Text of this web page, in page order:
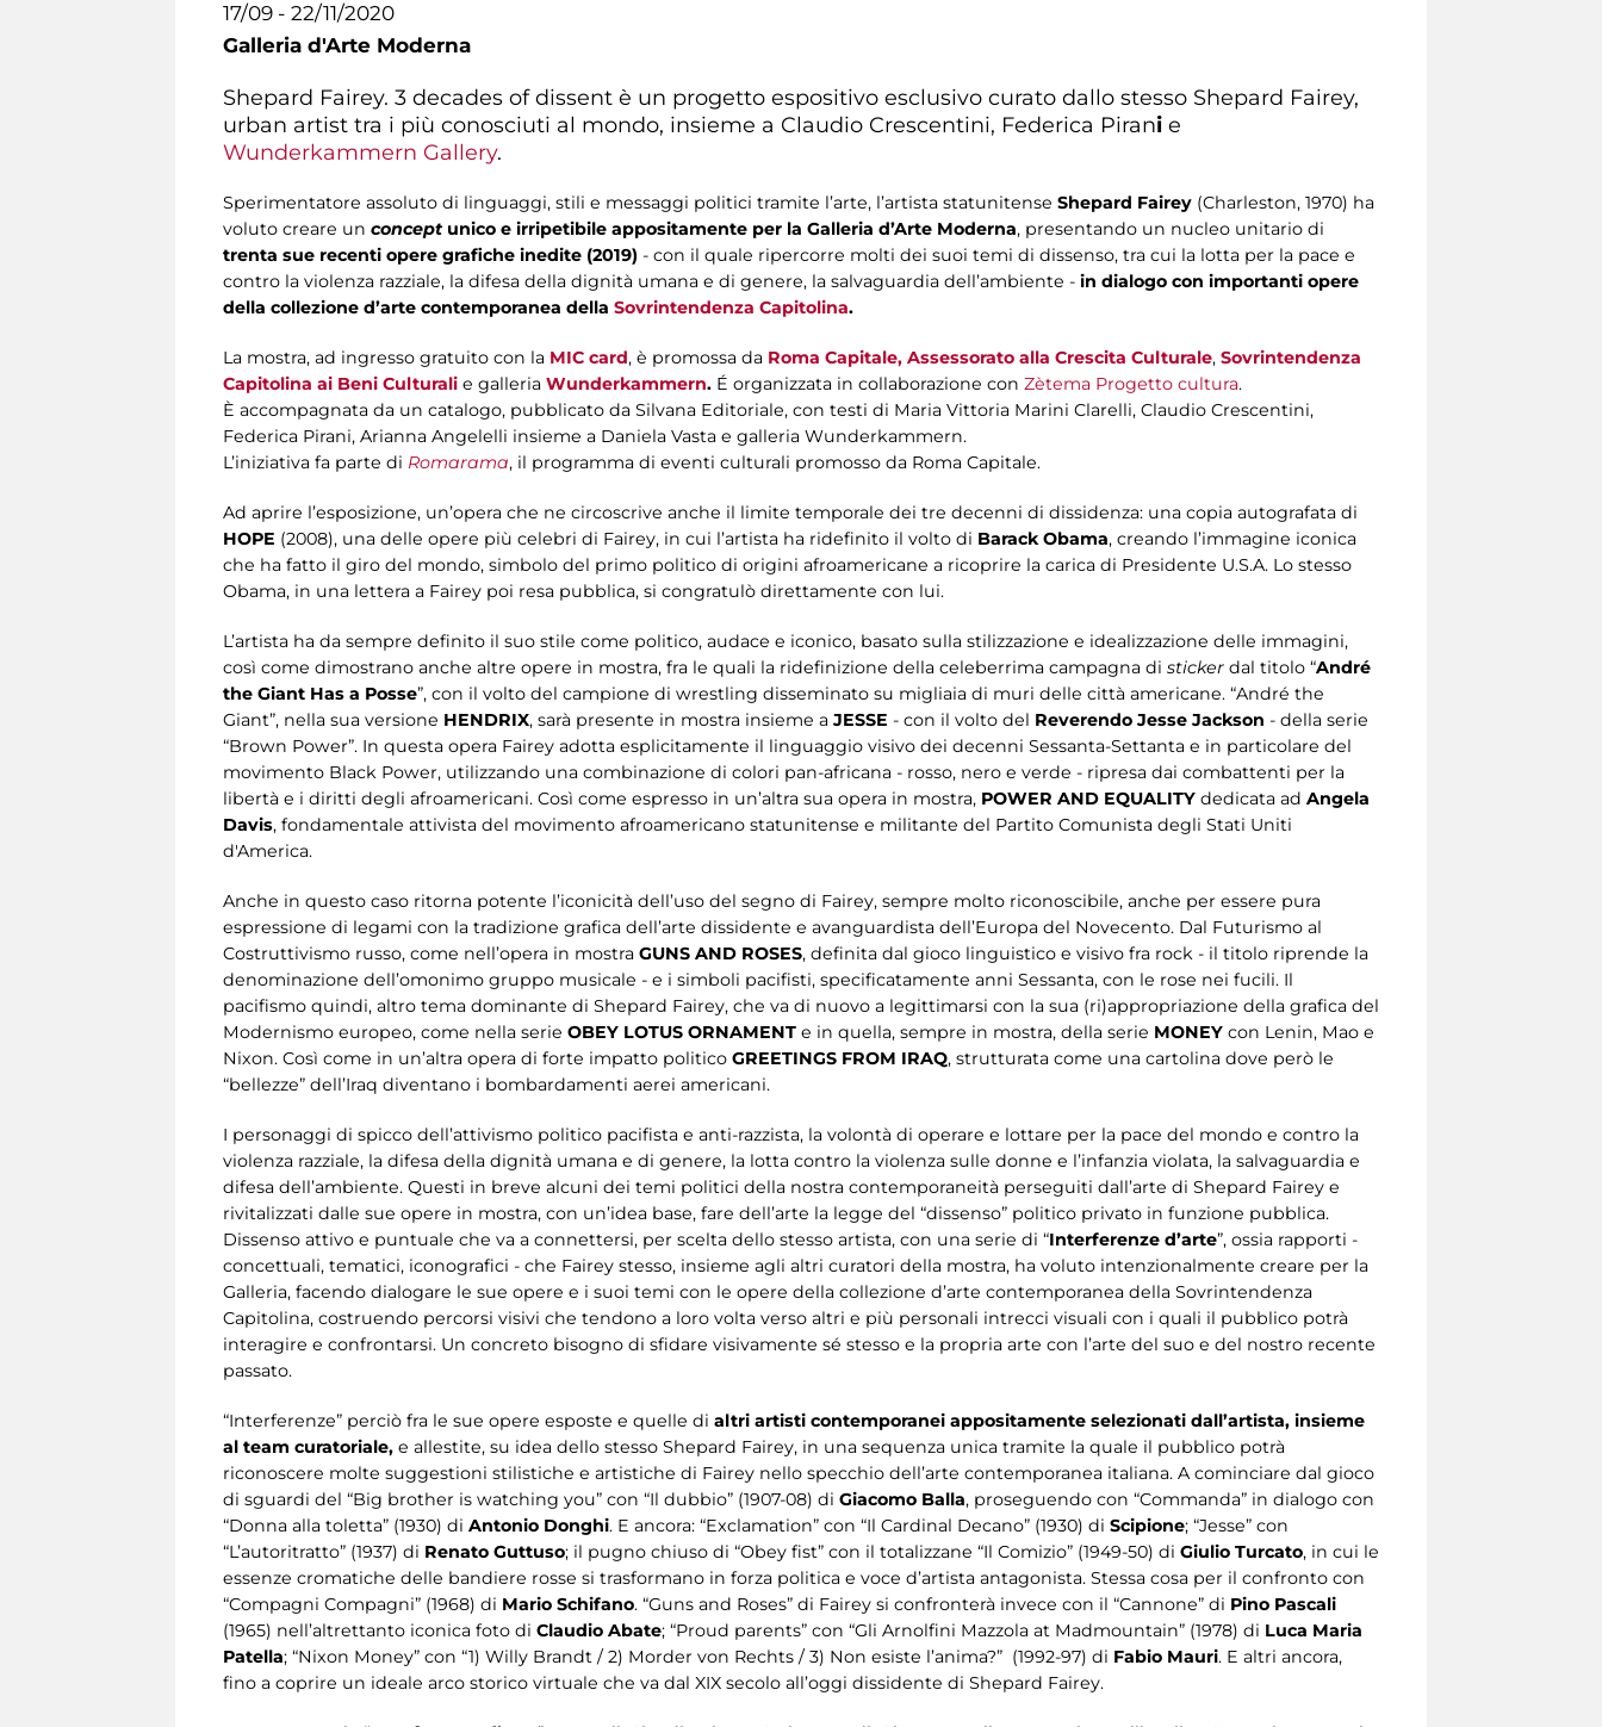
17/09 - 22/11/2020
Galleria d'Arte Moderna
Shepard Fairey. 3 decades of dissent è un progetto espositivo esclusivo curato dallo stesso Shepard Fairey,
urban artist tra i più conosciuti al mondo, insieme a Claudio Crescentini, Federica Pirani e
Wunderkammern Gallery.
Sperimentatore assoluto di linguaggi, stili e messaggi politici tramite l’arte, l’artista statunitense Shepard Fairey (Charleston, 1970) ha
voluto creare un concept unico e irripetibile appositamente per la Galleria d’Arte Moderna, presentando un nucleo unitario di
trenta sue recenti opere grafiche inedite (2019) - con il quale ripercorre molti dei suoi temi di dissenso, tra cui la lotta per la pace e
contro la violenza razziale, la difesa della dignità umana e di genere, la salvaguardia dell’ambiente - in dialogo con importanti opere
della collezione d’arte contemporanea della Sovrintendenza Capitolina.
La mostra, ad ingresso gratuito con la MIC card, è promossa da Roma Capitale, Assessorato alla Crescita Culturale, Sovrintendenza
Capitolina ai Beni Culturali e galleria Wunderkammern. É organizzata in collaborazione con Zètema Progetto cultura.
È accompagnata da un catalogo, pubblicato da Silvana Editoriale, con testi di Maria Vittoria Marini Clarelli, Claudio Crescentini,
Federica Pirani, Arianna Angelelli insieme a Daniela Vasta e galleria Wunderkammern.
L’iniziativa fa parte di Romarama, il programma di eventi culturali promosso da Roma Capitale.
Ad aprire l’esposizione, un’opera che ne circoscrive anche il limite temporale dei tre decenni di dissidenza: una copia autografata di
HOPE (2008), una delle opere più celebri di Fairey, in cui l’artista ha ridefinito il volto di Barack Obama, creando l’immagine iconica
che ha fatto il giro del mondo, simbolo del primo politico di origini afroamericane a ricoprire la carica di Presidente U.S.A. Lo stesso
Obama, in una lettera a Fairey poi resa pubblica, si congratulò direttamente con lui.
L’artista ha da sempre definito il suo stile come politico, audace e iconico, basato sulla stilizzazione e idealizzazione delle immagini,
così come dimostrano anche altre opere in mostra, fra le quali la ridefinizione della celeberrima campagna di sticker dal titolo “André
the Giant Has a Posse”, con il volto del campione di wrestling disseminato su migliaia di muri delle città americane. “André the
Giant”, nella sua versione HENDRIX, sarà presente in mostra insieme a JESSE - con il volto del Reverendo Jesse Jackson - della serie
“Brown Power”. In questa opera Fairey adotta esplicitamente il linguaggio visivo dei decenni Sessanta-Settanta e in particolare del
movimento Black Power, utilizzando una combinazione di colori pan-africana - rosso, nero e verde - ripresa dai combattenti per la
libertà e i diritti degli afroamericani. Così come espresso in un’altra sua opera in mostra, POWER AND EQUALITY dedicata ad Angela
Davis, fondamentale attivista del movimento afroamericano statunitense e militante del Partito Comunista degli Stati Uniti
d'America.
Anche in questo caso ritorna potente l’iconicità dell’uso del segno di Fairey, sempre molto riconoscibile, anche per essere pura
espressione di legami con la tradizione grafica dell’arte dissidente e avanguardista dell’Europa del Novecento. Dal Futurismo al
Costruttivismo russo, come nell’opera in mostra GUNS AND ROSES, definita dal gioco linguistico e visivo fra rock - il titolo riprende la
denominazione dell’omonimo gruppo musicale - e i simboli pacifisti, specificatamente anni Sessanta, con le rose nei fucili. Il
pacifismo quindi, altro tema dominante di Shepard Fairey, che va di nuovo a legittimarsi con la sua (ri)appropriazione della grafica del
Modernismo europeo, come nella serie OBEY LOTUS ORNAMENT e in quella, sempre in mostra, della serie MONEY con Lenin, Mao e
Nixon. Così come in un’altra opera di forte impatto politico GREETINGS FROM IRAQ, strutturata come una cartolina dove però le
“bellezze” dell’Iraq diventano i bombardamenti aerei americani.
I personaggi di spicco dell’attivismo politico pacifista e anti-razzista, la volontà di operare e lottare per la pace del mondo e contro la
violenza razziale, la difesa della dignità umana e di genere, la lotta contro la violenza sulle donne e l’infanzia violata, la salvaguardia e
difesa dell’ambiente. Questi in breve alcuni dei temi politici della nostra contemporaneità perseguiti dall’arte di Shepard Fairey e
rivitalizzati dalle sue opere in mostra, con un’idea base, fare dell’arte la legge del “dissenso” politico privato in funzione pubblica.
Dissenso attivo e puntuale che va a connettersi, per scelta dello stesso artista, con una serie di “Interferenze d’arte”, ossia rapporti -
concettuali, tematici, iconografici - che Fairey stesso, insieme agli altri curatori della mostra, ha voluto intenzionalmente creare per la
Galleria, facendo dialogare le sue opere e i suoi temi con le opere della collezione d’arte contemporanea della Sovrintendenza
Capitolina, costruendo percorsi visivi che tendono a loro volta verso altri e più personali intrecci visuali con i quali il pubblico potrà
interagire e confrontarsi. Un concreto bisogno di sfidare visivamente sé stesso e la propria arte con l’arte del suo e del nostro recente
passato.
“Interferenze” perciò fra le sue opere esposte e quelle di altri artisti contemporanei appositamente selezionati dall’artista, insieme
al team curatoriale, e allestite, su idea dello stesso Shepard Fairey, in una sequenza unica tramite la quale il pubblico potrà
riconoscere molte suggestioni stilistiche e artistiche di Fairey nello specchio dell’arte contemporanea italiana. A cominciare dal gioco
di sguardi del “Big brother is watching you” con “Il dubbio” (1907-08) di Giacomo Balla, proseguendo con “Commanda” in dialogo con
“Donna alla toletta” (1930) di Antonio Donghi. E ancora: “Exclamation” con “Il Cardinal Decano” (1930) di Scipione; “Jesse” con
“L’autoritratto” (1937) di Renato Guttuso; il pugno chiuso di “Obey fist” con il totalizzane “Il Comizio” (1949-50) di Giulio Turcato, in cui le
essenze cromatiche delle bandiere rosse si trasformano in forza politica e voce d’artista antagonista. Stessa cosa per il confronto con
“Compagni Compagni” (1968) di Mario Schifano. “Guns and Roses” di Fairey si confronterà invece con il “Cannone” di Pino Pascali
(1965) nell’altrettanto iconica foto di Claudio Abate; “Proud parents” con “Gli Arnolfini Mazzola at Madmountain” (1978) di Luca Maria
Patella; “Nixon Money” con “1) Willy Brandt / 2) Morder von Rechts / 3) Non esiste l’anima?” (1992-97) di Fabio Mauri. E altri ancora,
fino a coprire un ideale arco storico virtuale che va dal XIX secolo all’oggi dissidente di Shepard Fairey.